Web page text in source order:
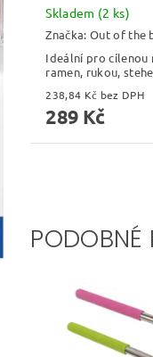
Skladem (2 ks)
Značka: Out of the
Ideální pro cílenou
ramen, rukou,
238,84 Kč bez DPH
289 Kč
PODOBNÉ